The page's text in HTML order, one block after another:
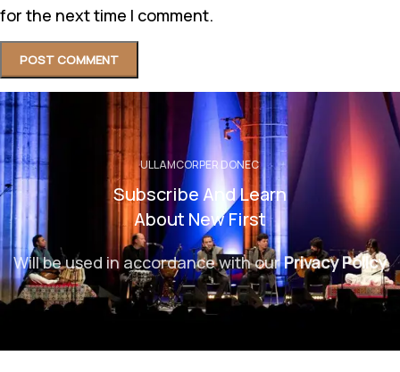
for the next time I comment.
ULLAMCORPER DONEC
Subscribe And Learn
About New First
Will be used in accordance with ourPrivacy Policy